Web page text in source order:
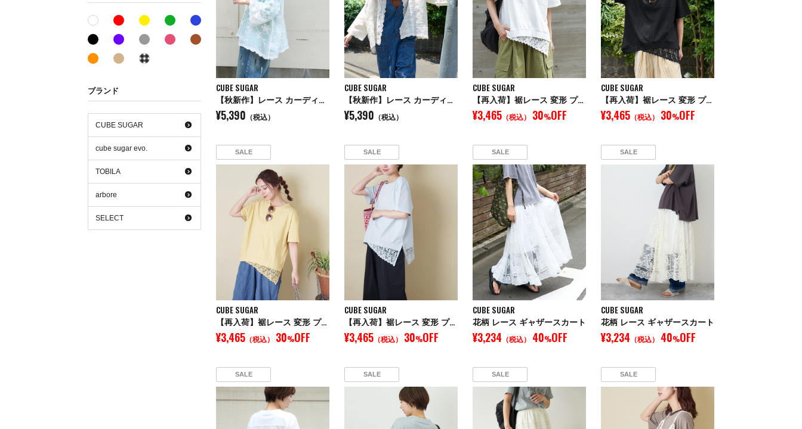
CUBE SUGAR
【秋新作】レース カーディガン
¥5,390 （税込）
CUBE SUGAR
【秋新作】レース カーディガン
¥5,390 （税込）
CUBE SUGAR
【再入荷】裾レース 変形 プルオーバー Tシャツ
¥3,465 （税込） 30%OFF
CUBE SUGAR
【再入荷】裾レース 変形 プルオーバー Tシャツ
¥3,465 （税込） 30%OFF
SALE
CUBE SUGAR
【再入荷】裾レース 変形 プルオーバー Tシャツ
¥3,465 （税込） 30%OFF
SALE
CUBE SUGAR
【再入荷】裾レース 変形 プルオーバー Tシャツ
¥3,465 （税込） 30%OFF
SALE
CUBE SUGAR
花柄 レース ギャザースカート
¥3,234 （税込） 40%OFF
SALE
CUBE SUGAR
花柄 レース ギャザースカート
¥3,234 （税込） 40%OFF
SALE SALE SALE SALE
ホワイト系レッド系 イエロー系グリーン系
ブラック系パープル系グレー系 ピンク系 ブラウン系
オレンジ系ベージュ系
ブランド
CUBE SUGAR
cube sugar evo.
TOBILA
arbore
SELECT